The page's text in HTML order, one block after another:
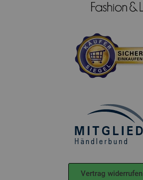
Vertrag widerrufen